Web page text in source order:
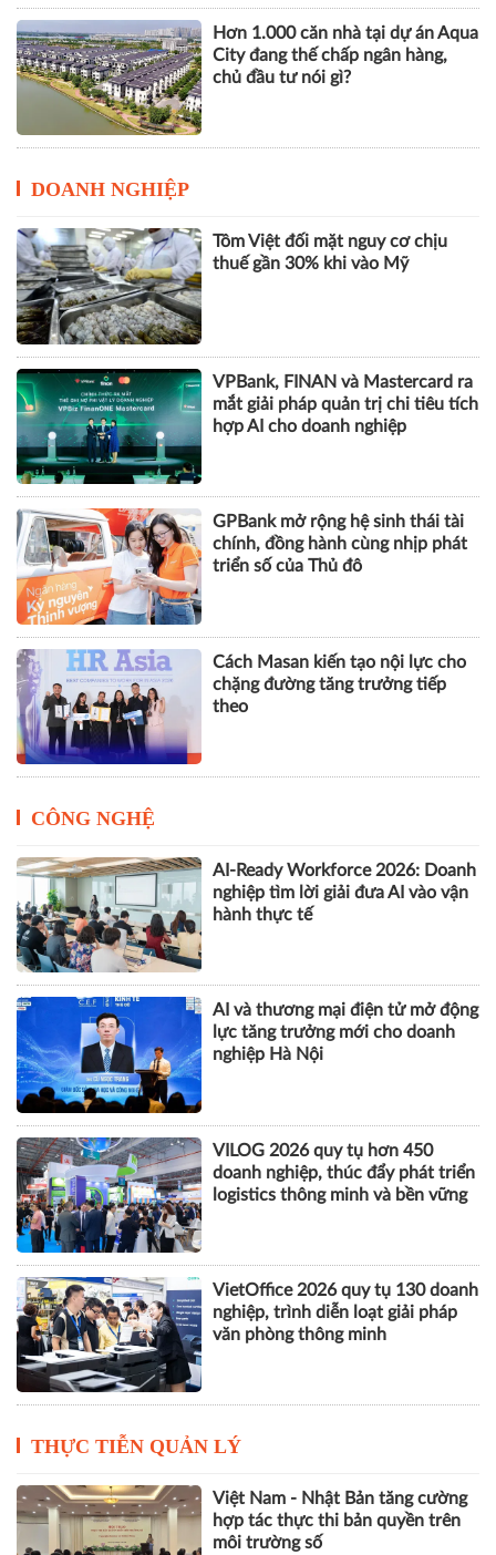
Hơn 1.000 căn nhà tại dự án Aqua
City đang thế chấp ngân hàng,
chủ đầu tư nói gì?
DOANH NGHIỆP
Tôm Việt đối mặt nguy cơ chịu
thuế gần 30% khi vào Mỹ
VPBank, FINAN và Mastercard ra
mắt giải pháp quản trị chi tiêu tích
hợp AI cho doanh nghiệp
GPBank mở rộng hệ sinh thái tài
chính, đồng hành cùng nhịp phát
triển số của Thủ đô
Cách Masan kiến tạo nội lực cho
chặng đường tăng trưởng tiếp
theo
CÔNG NGHỆ
AI-Ready Workforce 2026: Doanh
nghiệp tìm lời giải đưa AI vào vận
hành thực tế
AI và thương mại điện tử mở động
lực tăng trưởng mới cho doanh
nghiệp Hà Nội
VILOG 2026 quy tụ hơn 450
doanh nghiệp, thúc đẩy phát triển
logistics thông minh và bền vững
VietOffice 2026 quy tụ 130 doanh
nghiệp, trình diễn loạt giải pháp
văn phòng thông minh
THỰC TIỄN QUẢN LÝ
Việt Nam - Nhật Bản tăng cường
hợp tác thực thi bản quyền trên
môi trường số